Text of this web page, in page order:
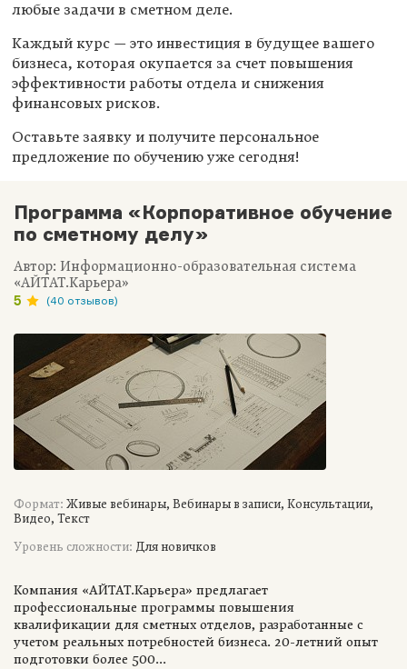
любые задачи в сметном деле.
Каждый курс — это инвестиция в будущее вашего
бизнеса, которая окупается за счет повышения
эффективности работы отдела и снижения
финансовых рисков.
Оставьте заявку и получите персональное
предложение по обучению уже сегодня!
Программа «Корпоративное обучение
по сметному делу»
Автор: Информационно-образовательная система
«АЙТАТ.Карьера»
5 (40 отзывов)
Формат: Живые вебинары, Вебинары в записи, Консультации,
Видео, Текст
Уровень сложности: Для новичков
Компания «АЙТАТ.Карьера» предлагает
профессиональные программы повышения
квалификации для сметных отделов, разработанные с
учетом реальных потребностей бизнеса. 20-летний опыт
подготовки более 500...